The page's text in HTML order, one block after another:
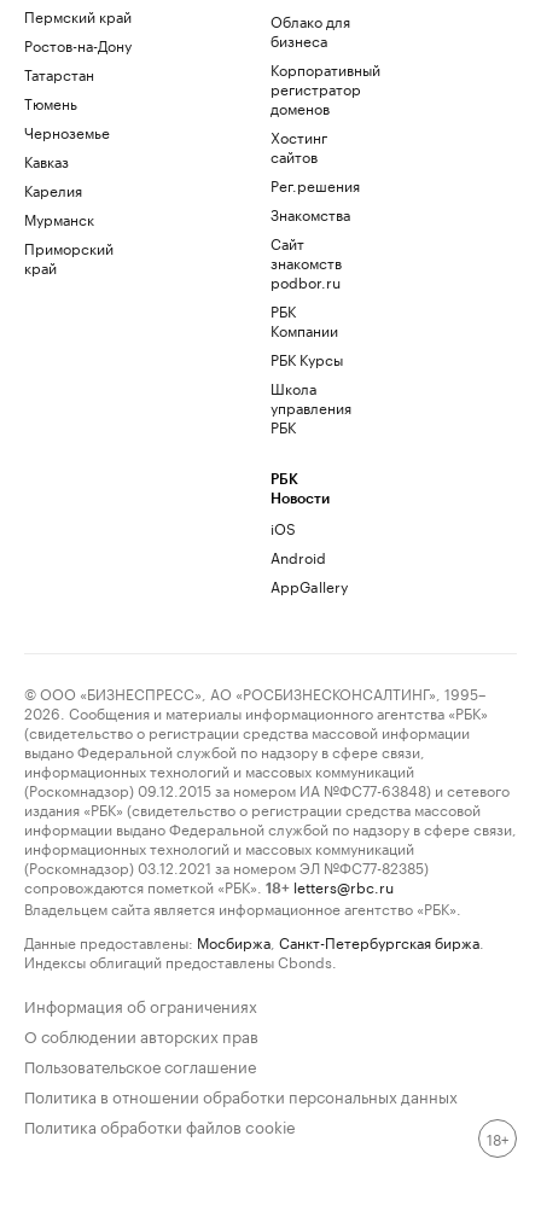
Пермский край
Ростов-на-Дону
Татарстан
Тюмень
Черноземье
Кавказ
Карелия
Мурманск
Приморский
край
Облако для
бизнеса
Корпоративный
регистратор
доменов
Хостинг
сайтов
Рег.решения
Знакомства
Сайт
знакомств
podbor.ru
РБК
Компании
РБК Курсы
Школа
управления
РБК
РБК
Новости
iOS
Android
AppGallery
© ООО «БИЗНЕСПРЕСС», АО «РОСБИЗНЕСКОНСАЛТИНГ», 1995–
2026. Сообщения и материалы информационного агентства «РБК»
(свидетельство о регистрации средства массовой информации
выдано Федеральной службой по надзору в сфере связи,
информационных технологий и массовых коммуникаций
(Роскомнадзор) 09.12.2015 за номером ИА №ФС77-63848) и сетевого
издания «РБК» (свидетельство о регистрации средства массовой
информации выдано Федеральной службой по надзору в сфере связи,
информационных технологий и массовых коммуникаций
(Роскомнадзор) 03.12.2021 за номером ЭЛ №ФС77-82385)
сопровождаются пометкой «РБК».
18+ letters@rbc.ru
Владельцем сайта является информационное агентство «РБК».
Данные предоставлены: Мосбиржа Санкт-Петербургская биржа
Индексы облигаций предоставлены Cbonds.
Информация об ограничениях
О соблюдении авторских прав
Пользовательское соглашение
Политика в отношении обработки персональных данных
Политика обработки файлов cookie
18+